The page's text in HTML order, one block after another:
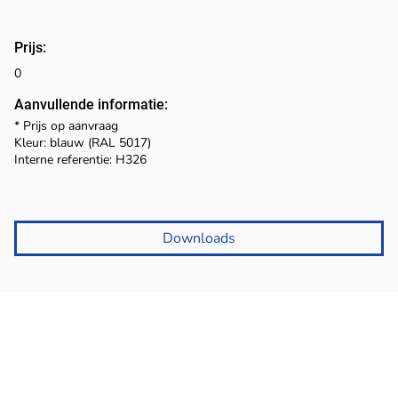
Prijs:
0
Aanvullende informatie:
* Prijs op aanvraag
Kleur: blauw (RAL 5017)
Interne referentie: H326
Downloads